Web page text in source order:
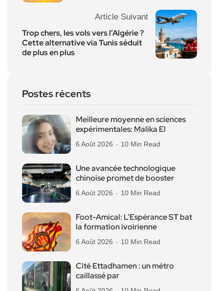
Article Suivant
Trop chers, les vols vers l’Algérie ?
Cette alternative via Tunis séduit
de plus en plus
Postes récents
Meilleure moyenne en sciences
expérimentales: Malika El
6 Août 2026 10 Min Read
Une avancée technologique
chinoise promet de booster
6 Août 2026 10 Min Read
Foot-Amical: L’Espérance ST bat
la formation ivoirienne
6 Août 2026 10 Min Read
Cité Ettadhamen : un métro
caillassé par